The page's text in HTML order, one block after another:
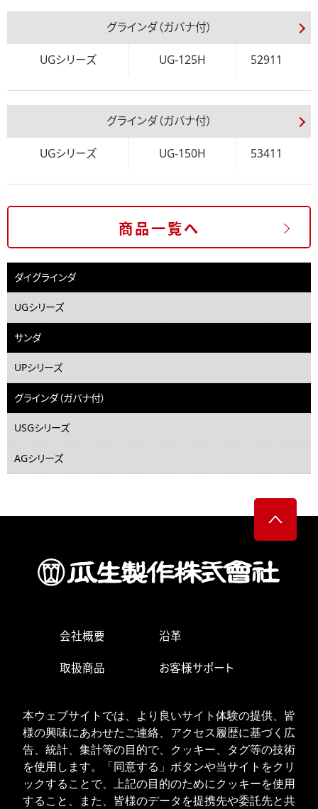
本ウェブサイトでは、より良いサイト体験の提供、皆
様の興味にあわせたご連絡、アクセス履歴に基づく広
告、統計、集計等の目的で、クッキー、タグ等の技術
を使用します。「同意する」ボタンや当サイトをクリ
ックすることで、上記の目的のためにクッキーを使用
すること、また、皆様のデータを提携先や委託先と共
グラインダ（ガバナ付）
UGシリーズ UG-125H 52911
グラインダ（ガバナ付）
UGシリーズ UG-150H 53411
商品一覧へ
ダイグラインダ
UGシリーズ
サンダ
UPシリーズ
グラインダ（ガバナ付）
USGシリーズ
AGシリーズ
会社概要 沿革
取扱商品 お客様サポート
お問い合わせ
ISOへの取り組み
個人情報の取り扱い